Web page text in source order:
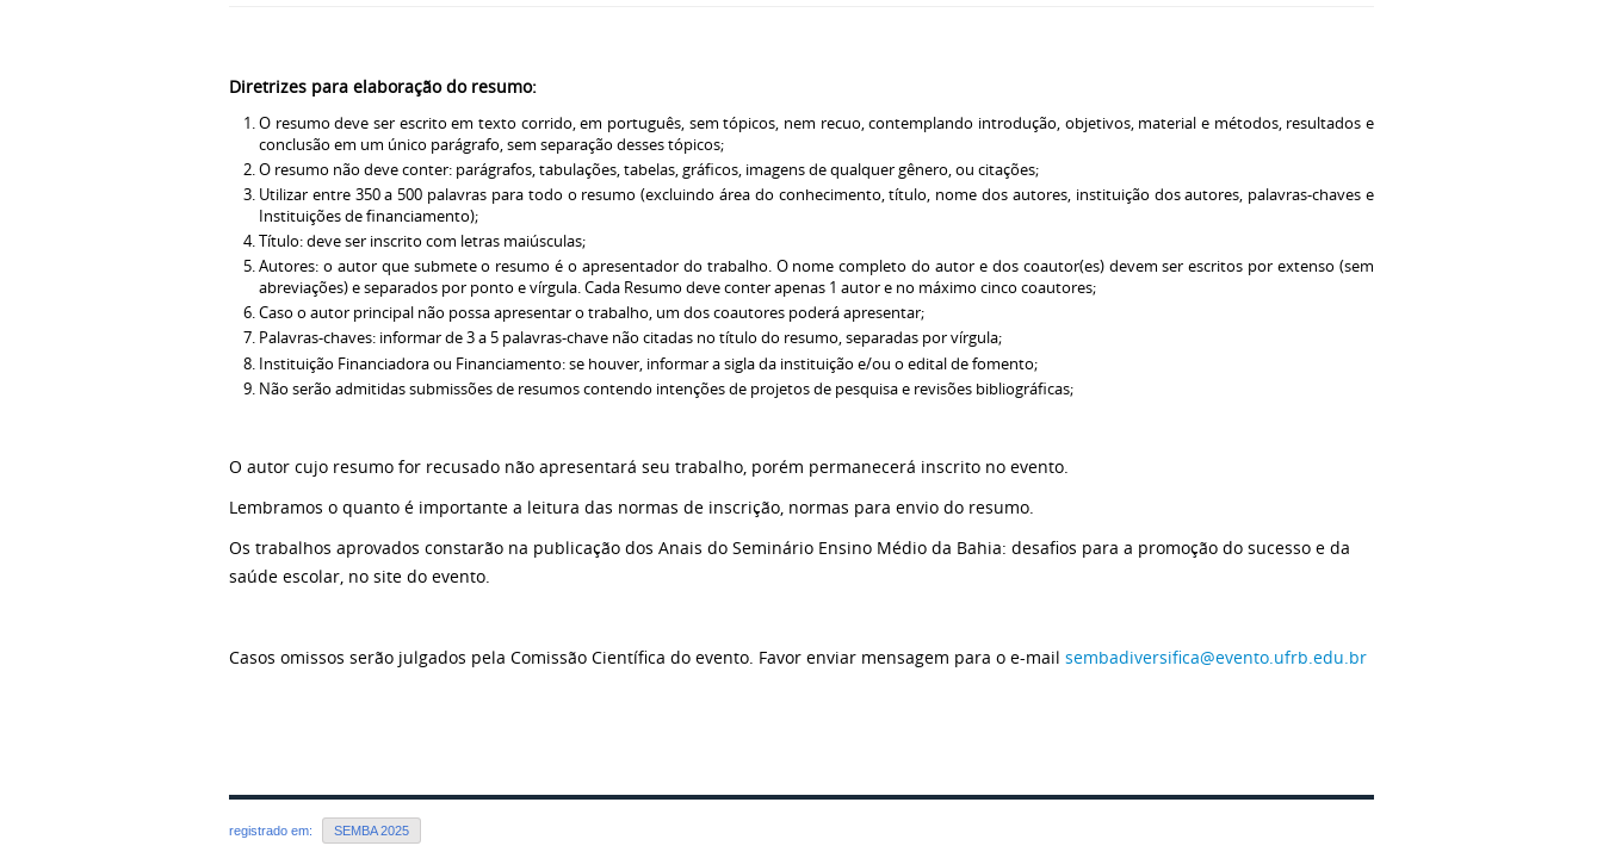
Diretrizes para elaboração do resumo:
O resumo deve ser escrito em texto corrido, em português, sem tópicos, nem recuo, contemplando introdução, objetivos, material e métodos, resultados e
conclusão em um único parágrafo, sem separação desses tópicos;
O resumo não deve conter: parágrafos, tabulações, tabelas, gráficos, imagens de qualquer gênero, ou citações;
Utilizar entre 350 a 500 palavras para todo o resumo (excluindo área do conhecimento, título, nome dos autores, instituição dos autores, palavras-chaves e
Instituições de financiamento);
Título: deve ser inscrito com letras maiúsculas;
Autores: o autor que submete o resumo é o apresentador do trabalho. O nome completo do autor e dos coautor(es) devem ser escritos por extenso (sem
abreviações) e separados por ponto e vírgula. Cada Resumo deve conter apenas 1 autor e no máximo cinco coautores;
Caso o autor principal não possa apresentar o trabalho, um dos coautores poderá apresentar;
Palavras-chaves: informar de 3 a 5 palavras-chave não citadas no título do resumo, separadas por vírgula;
Instituição Financiadora ou Financiamento: se houver, informar a sigla da instituição e/ou o edital de fomento;
Não serão admitidas submissões de resumos contendo intenções de projetos de pesquisa e revisões bibliográficas;
O autor cujo resumo for recusado não apresentará seu trabalho, porém permanecerá inscrito no evento.
Lembramos o quanto é importante a leitura das normas de inscrição, normas para envio do resumo.
Os trabalhos aprovados constarão na publicação dos Anais do Seminário Ensino Médio da Bahia: desafios para a promoção do sucesso e da
saúde escolar, no site do evento.
Casos omissos serão julgados pela Comissão Científica do evento. Favor enviar mensagem para o e-mail sembadiversifica@evento.ufrb.edu.br
registrado em: SEMBA 2025